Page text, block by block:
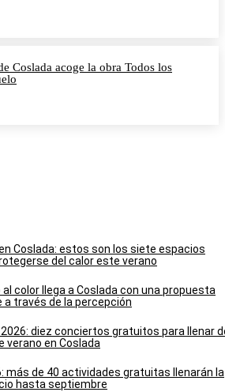
Coslada acoge la obra Todos los
Coslada: estos son los siete espacios
del calor este verano
color llega a Coslada con una propuesta
través de la percepción
2026: diez conciertos gratuitos para llenar
verano en Coslada
más de 40 actividades gratuitas llenarán la
hasta septiembre